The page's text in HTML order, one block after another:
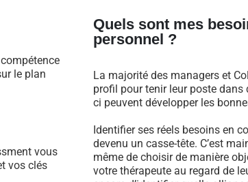
le plan
vous
vos clés
Quels sont mes
personnel ?
La majorité des managers et
profil pour tenir leur poste dans
ci peuvent développer les
Identifier ses réels besoins en
devenu un casse-tête. C’est
même de choisir de manière
votre thérapeute au regard de